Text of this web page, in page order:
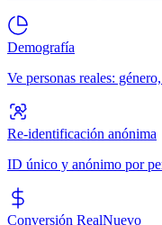
Demografía
Ve personas reales:
Re-identificación anónima
ID único y anónimo por
Conversión RealNuevo